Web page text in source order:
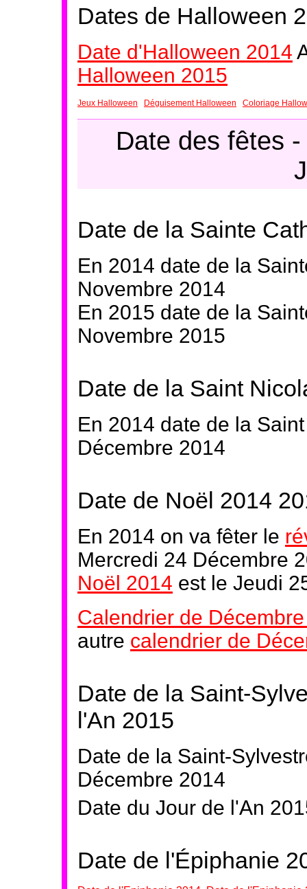
Dates de Halloween
Date d'Halloween 2014
Halloween 2015
Jeux Halloween Déguisement Halloween Coloriage
Date des fêtes
Date de la Sainte
En 2014 date de la
Novembre 2014
En 2015 date de la
Novembre 2015
Date de la Saint
En 2014 date de la
Décembre 2014
Date de Noël 2014
En 2014 on va fêter le
Mercredi 24 Décembre
Noël 2014 est le Jeudi
Calendrier de
autre calendrier de
Date de la Saint-
l'An 2015
Date de la Saint-
Décembre 2014
Date du Jour de l'An
Date de l'Épiphanie